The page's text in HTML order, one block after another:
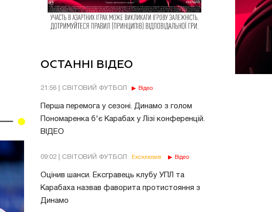
ОСТАННІ ВІДЕО
21:56 | СВІТОВИЙ ФУТБОЛ Відео
Перша перемога у сезоні. Динамо з голом
Пономаренка б'є Карабах у Лізі конференцій.
ВІДЕО
09:02 | СВІТОВИЙ ФУТБОЛ Ексклюзив Відео
Оцінив шанси. Ексгравець клубу УПЛ та
Карабаха назвав фаворита протистояння з
Динамо